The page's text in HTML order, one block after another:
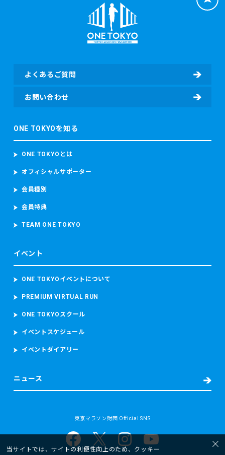
当サイトでは、サイトの利便性向上のため、クッキー
よくあるご質問
お問い合わせ
ONE TOKYOを知る
ONE TOKYOとは
オフィシャルサポーター
会員種別
会員特典
TEAM ONE TOKYO
イベント
ONE TOKYOイベントについて
PREMIUM VIRTUAL RUN
ONE TOKYOスクール
イベントスケジュール
イベントダイアリー
ニュース
東京マラソン財団 Official SNS